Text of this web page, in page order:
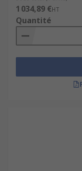
imprécises
sécurité. Le
certifie vos
un constat de
industriels pour
coûts et prolonger
Découvrez aussi
1 034,89 €HT
Quantité